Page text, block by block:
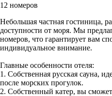
12 номеров
Небольшая частная гостиница,
доступности от моря. Мы
номеров, что гарантирует вам
индивидуальное внимание.
Главные особенности отеля:
1. Собственная русская сауна,
после морских прогулок.
2. Собственный катер, вы